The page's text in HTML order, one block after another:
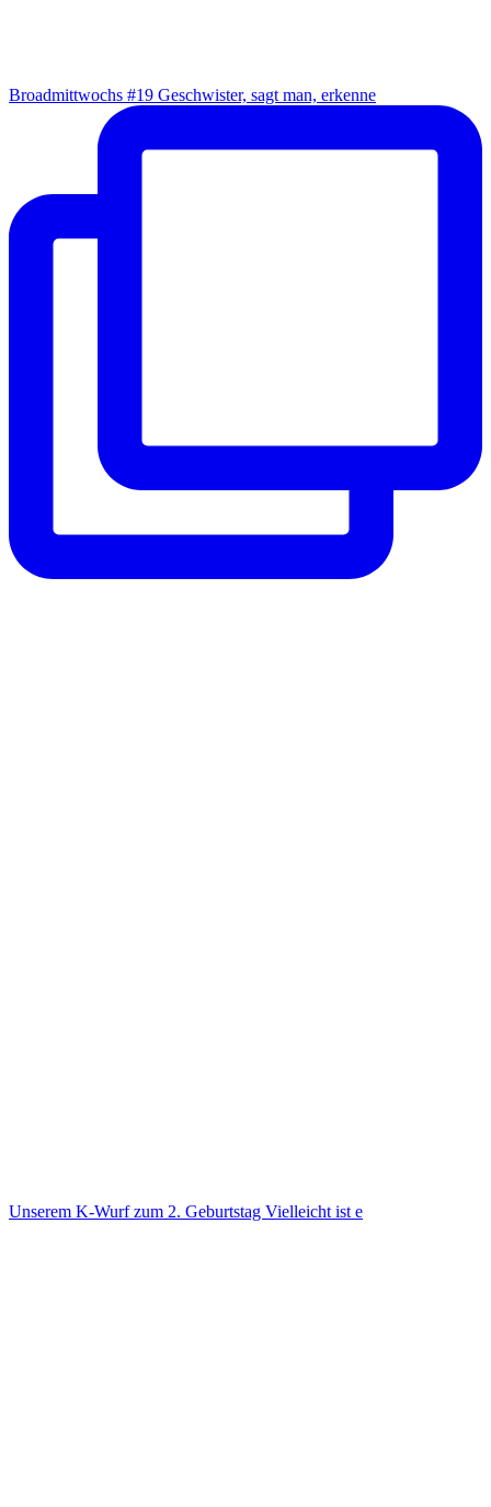
Broad­mitt­wochs #19 Geschwis­ter, sagt man, erkenne
Unse­rem K-Wurf zum 2. Geburts­tag Viel­leicht ist e